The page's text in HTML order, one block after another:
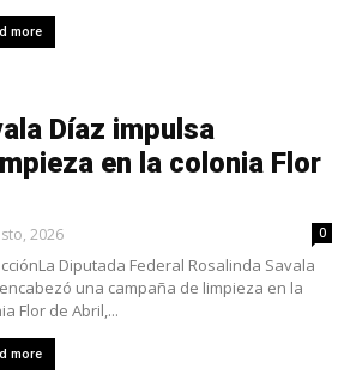
more
Díaz impulsa
en la colonia Flor
2026 0
Diputada Federal Rosalinda Savala
una campaña de limpieza en la
Flor de Abril,...
more